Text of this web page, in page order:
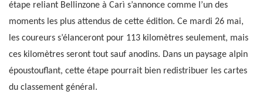
étape reliant Bellinzone à Carì s’annonce comme l’un des
moments les plus attendus de cette édition. Ce mardi 26 mai,
les coureurs s’élanceront pour 113 kilomètres seulement, mais
ces kilomètres seront tout sauf anodins. Dans un paysage alpin
époustouflant, cette étape pourrait bien redistribuer les cartes
du classement général.